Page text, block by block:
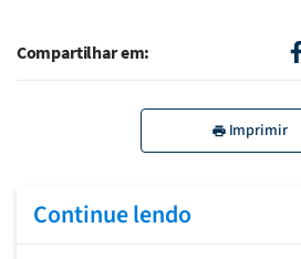
Compartilhar em:
Imprimir
Continue lendo